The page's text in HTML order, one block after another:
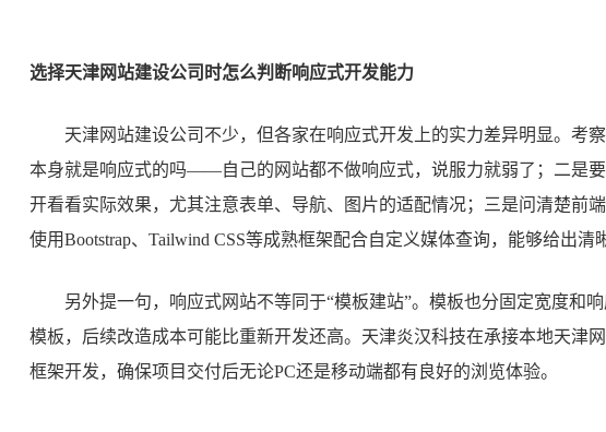
选择天津网站建设公司时怎么判断响应式开发能力
天津网站建设公司不少，但各家在响应式开发上的实力差异明显。考
本身就是响应式的吗——自己的网站都不做响应式，说服力就弱了；二是
开看看实际效果，尤其注意表单、导航、图片的适配情况；三是问清楚前
使用Bootstrap、Tailwind CSS等成熟框架配合自定义媒体查询，能够给出清
另外提一句，响应式网站不等同于“模板建站”。模板也分固定宽度和
模板，后续改造成本可能比重新开发还高。天津炎汉科技在承接本地天津
框架开发，确保项目交付后无论PC还是移动端都有良好的浏览体验。